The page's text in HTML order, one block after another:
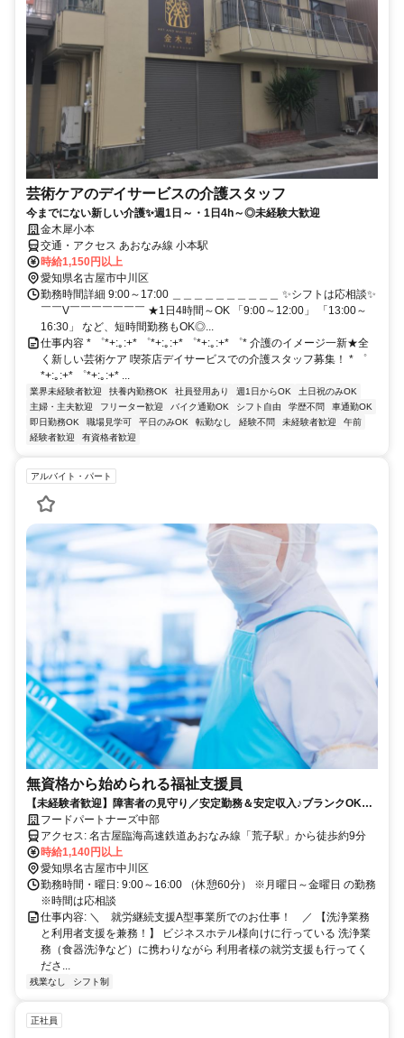
芸術ケアのデイサービスの介護スタッフ
今までにない新しい介護✨週1日～・1日4h～◎未経験大歓迎
金木犀小本
交通・アクセス あおなみ線 小本駅
時給1,150円以上
愛知県名古屋市中川区
勤務時間詳細 9:00～17:00 ＿＿＿＿＿＿＿＿＿＿ ✨シフトは応相談✨
￣￣V￣￣￣￣￣￣￣ ★1日4時間～OK 「9:00～12:00」 「13:00～
16:30」 など、短時間勤務もOK◎...
仕事内容 * ゜*+:｡:+* ゜*+:｡:+* ゜*+:｡:+* ゜* 介護のイメージ一新★全
く新しい芸術ケア 喫茶店デイサービスでの介護スタッフ募集！ * ゜
*+:｡:+* ゜*+:｡:+* ...
業界未経験者歓迎 扶養内勤務OK 社員登用あり 週1日からOK
土日祝のみOK
主婦・主夫歓迎
フリーター歓迎 バイク通勤OK シフト自由 学歴不問
車通勤OK
即日勤務OK
職場見学可 平日のみOK 転勤なし 経験不問 未経験者歓迎
午前
経験者歓迎
有資格者歓迎
アルバイト・パート
無資格から始められる福祉支援員
【未経験者歓迎】障害者の見守り／安定勤務＆安定収入♪ブランクOK！
無理なく働ける
フードパートナーズ中部
アクセス: 名古屋臨海高速鉄道あおなみ線「荒子駅」から徒歩約9分
時給1,140円以上
愛知県名古屋市中川区
勤務時間・曜日: 9:00～16:00 （休憩60分） ※月曜日～金曜日 の勤務
※時間は応相談
仕事内容: ＼ 就労継続支援A型事業所でのお仕事！ ／ 【洗浄業務
と利用者支援を兼務！】 ビジネスホテル様向けに行っている 洗浄業
務（食器洗浄など）に携わりながら 利用者様の就労支援も行ってく
ださ...
残業なし シフト制
正社員